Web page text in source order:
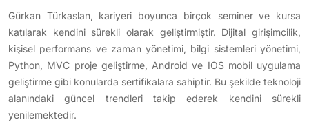
Gürkan Türkaslan, kariyeri boyunca birçok seminer ve kursa
katılarak kendini sürekli olarak geliştirmiştir. Dijital girişimcilik,
kişisel performans ve zaman yönetimi, bilgi sistemleri yönetimi,
Python, MVC proje geliştirme, Android ve IOS mobil uygulama
geliştirme gibi konularda sertifikalara sahiptir. Bu şekilde teknoloji
alanındaki güncel trendleri takip ederek kendini sürekli
yenilemektedir.